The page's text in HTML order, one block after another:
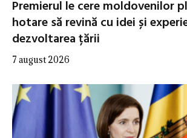
Premierul le cere moldovenilor
hotare să revină cu idei și
dezvoltarea țării
7 august 2026